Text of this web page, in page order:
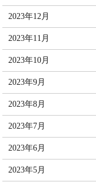
2023年12月
2023年11月
2023年10月
2023年9月
2023年8月
2023年7月
2023年6月
2023年5月